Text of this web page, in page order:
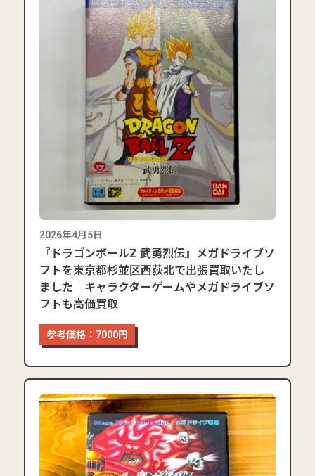
2026年4月5日
『ドラゴンボールZ 武勇烈伝』メガドライブソ
フトを東京都杉並区西荻北で出張買取いたし
ました｜キャラクターゲームやメガドライブソ
フトも高価買取
参考価格：7000円